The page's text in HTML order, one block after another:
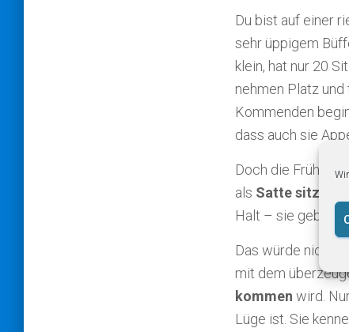
Du bist auf einer
sehr üppi­gem
klein, hat nur 20
nehmen Platz
Kommenden
dass auch sie
Doch die
als Satte sitzen
Halt – sie geben
Das würde nicht
mit dem
kommen wird.
Lüge ist. Sie